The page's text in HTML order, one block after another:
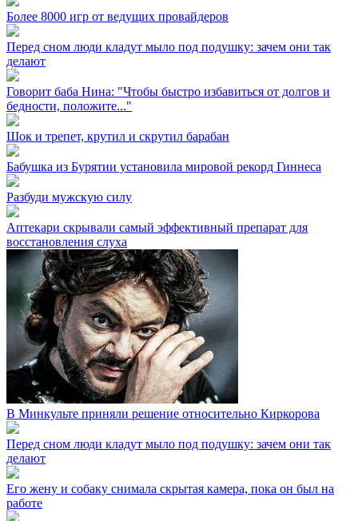
Более 8000 игр от ведущих провайдеров
Перед сном люди кладут мыло под подушку: зачем они так
делают
Говорит баба Нина: "Чтобы быстро избавиться от долгов и
бедности, положите..."
Шок и трепет, крутил и скрутил барабан
Бабушка из Бурятии установила мировой рекорд Гиннеса
Разбуди мужскую силу
Аптекари скрывали самый эффективный препарат для
восстановления слуха
В Минкульте приняли решение относительно Киркорова
Перед сном люди кладут мыло под подушку: зачем они так
делают
Его жену и собаку снимала скрытая камера, пока он был на
работе